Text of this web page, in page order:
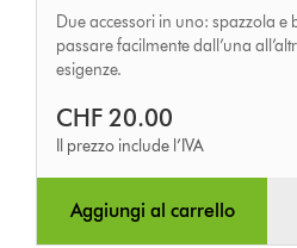
Due accessori in uno: spazzola e
passare facilmente dall’una
esigenze.
CHF 20.00
Il prezzo include l’IVA
Aggiungi al carrello